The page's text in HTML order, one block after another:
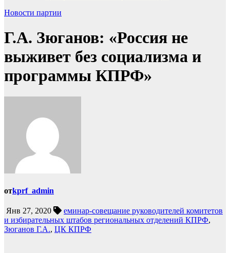
Новости партии
Г.А. Зюганов: «Россия не
выживет без социализма и
программы КПРФ»
отkprf_admin
Янв 27, 2020
еминар-совещание руководителей комитетов
и избирательных штабов региональных отделений КПРФ,
Зюганов Г.А., ЦК КПРФ